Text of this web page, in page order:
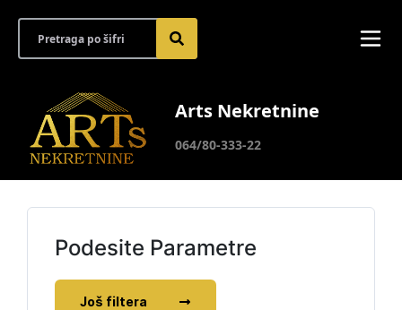
Arts Nekretnine
064/80-333-22
Podesite Parametre
Još filtera